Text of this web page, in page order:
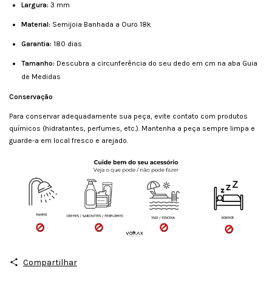
Largura: 3 mm
Material: Semijoia Banhada a Ouro 18k
Garantia: 180 dias
Tamanho: Descubra a circunferência do seu dedo em cm na aba Guia
de Medidas
Conservação
Para conservar adequadamente sua peça, evite contato com produtos
químicos (hidratantes, perfumes, etc.). Mantenha a peça sempre limpa e
guarde-a em local fresco e arejado.
Compartilhar